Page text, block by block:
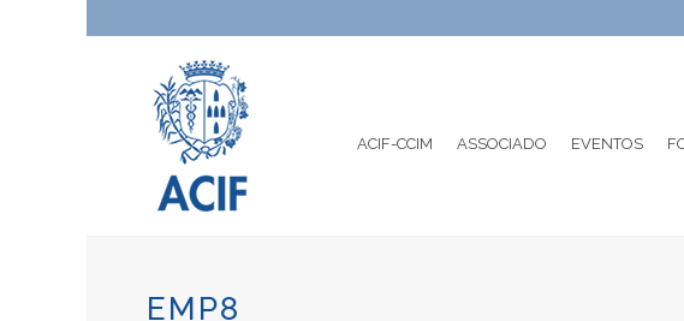
ACIF-CCIM ASSOCIADO EVENTOS
EMP8